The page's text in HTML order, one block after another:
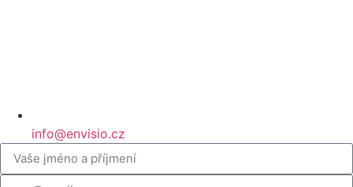
info@envisio.cz